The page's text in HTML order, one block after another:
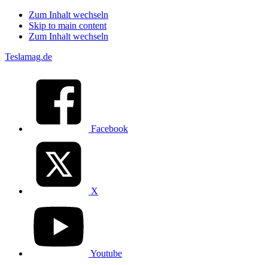
Zum Inhalt wechseln
Skip to main content
Zum Inhalt wechseln
Teslamag.de
Facebook
X
Youtube